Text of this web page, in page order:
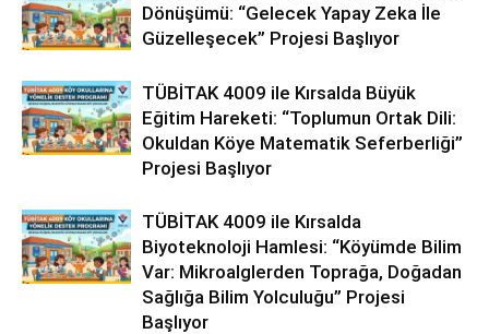
Dönüşümü: “Gelecek Yapay Zeka İle
Güzelleşecek” Projesi Başlıyor
TÜBİTAK 4009 ile Kırsalda Büyük
Eğitim Hareketi: “Toplumun Ortak Dili:
Okuldan Köye Matematik Seferberliği”
Projesi Başlıyor
TÜBİTAK 4009 ile Kırsalda
Biyoteknoloji Hamlesi: “Köyümde Bilim
Var: Mikroalglerden Toprağa, Doğadan
Sağlığa Bilim Yolculuğu” Projesi
Başlıyor